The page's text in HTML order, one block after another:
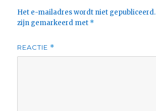
Het e-mailadres wordt niet gepubliceerd.
zijn gemarkeerd met *
REACTIE *